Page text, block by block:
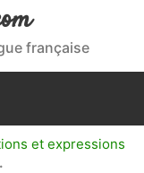
française
et expressions